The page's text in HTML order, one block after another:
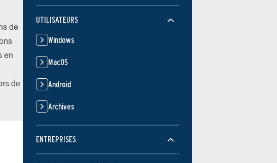
de
en
de
UTILISATEURS
Windows
MacOS
Android
Archives
ENTREPRISES